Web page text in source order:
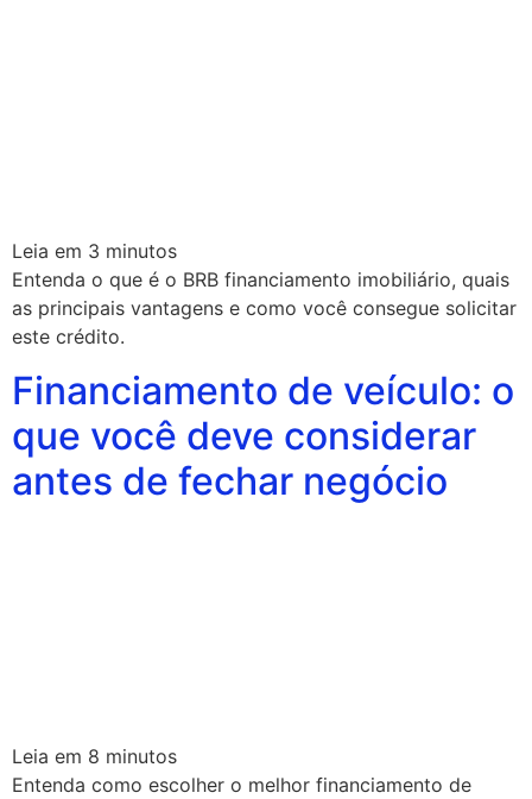
Leia em 3 minutos
Entenda o que é o BRB financiamento imobiliário, quais
as principais vantagens e como você consegue solicitar
este crédito.
Financiamento de veículo: o
que você deve considerar
antes de fechar negócio
Leia em 8 minutos
Entenda como escolher o melhor financiamento de